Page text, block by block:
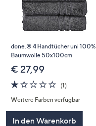
done.® 4 Handtücher uni 100%
Baumwolle 50x100cm
€ 27,99
1.0
von
5
(1)1
Weitere Farben verfügbar
In den Warenkorb